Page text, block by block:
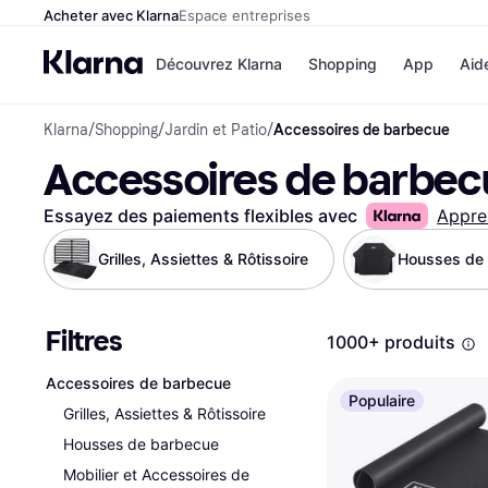
Acheter avec KlarnaEspace entreprises
Découvrez Klarna
Options de
Toutes les options de
paiement
Payer maintenant
Paiement en 3 fois
Paiement à 30 jours
Klarna sur Apple Pay
Shopping
Magasins
Airbnb
Temu
JD
Voir tous les
App
Klarna/Shopping/Jardin et Patio/Accessoires de barbecue
Accessoires de
Essayez des paiements flexibles avec
Grilles, Assiettes & Rôtissoire Housses
Filtres
Accessoires de barbecue
Grilles, Assiettes & Rôtissoire
Housses de barbecue
Mobilier et Accessoires de
1000+ produits
Populaire